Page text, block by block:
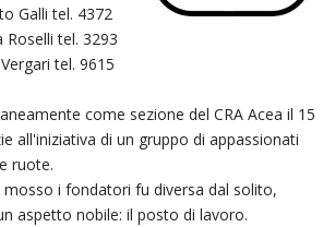
Galli tel. 4372
Roselli tel. 3293
tel. 9615
come sezione del CRA Acea il 15
all'iniziativa di un gruppo di appassionati
ruote.
mosso i fondatori fu diversa dal solito,
aspetto nobile: il posto di lavoro.